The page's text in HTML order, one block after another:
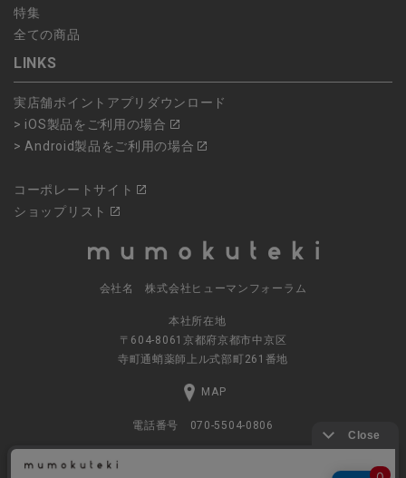
特集
全ての商品
LINKS
実店舗ポイントアプリダウンロード
> iOS製品をご利用の場合
> Android製品をご利用の場合
コーポレートサイト
ショップリスト
会社名 株式会社ヒューマンフォーラム
本社所在地
〒604-8061京都府京都市中京区
寺町通蛸薬師上ル式部町261番地
MAP
電話番号 070-5504-0806